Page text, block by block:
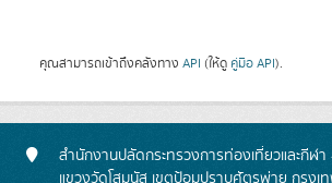
คุณสามารถเข้าถึงคลังทาง API (ให้ดู คู่มือ API).
สำนักงานปลัดกระทรวงการท่องเที่ยวและกีฬ
แขวงวัดโสมนัส เขตป้อมปราบศัตรูพ่าย กรุง